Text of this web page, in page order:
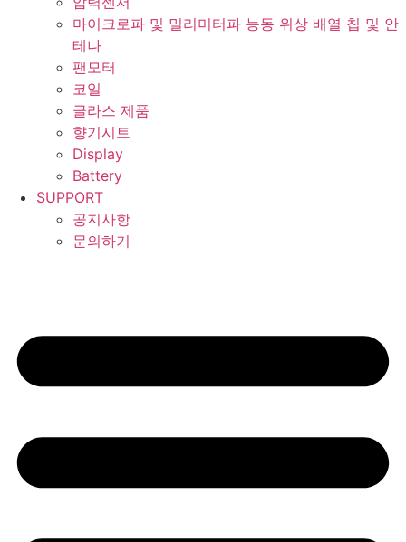
마이크로파 및 밀리미터파 능동 위상 배열 칩 및 안
테나
팬모터
코일
글라스 제품
향기시트
Display
Battery
SUPPORT
공지사항
문의하기